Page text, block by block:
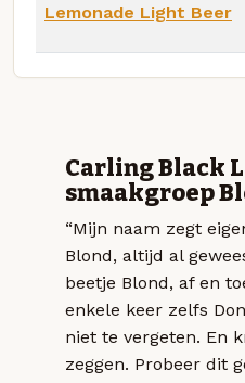
Lemonade Light Beer
Carling Black
smaakgroep
“Mijn naam zegt
Blond, altijd al
beetje Blond, af en
enkele keer zelfs
niet te vergeten. En
zeggen. Probeer dit